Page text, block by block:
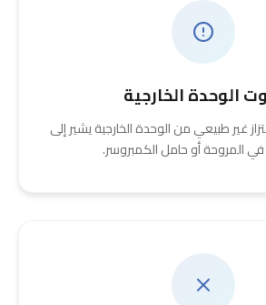
الوحدة الخارجية
غير طبيعي من الوحدة الخارجية يشير إلى
المروحة أو حامل الكمبروسر.